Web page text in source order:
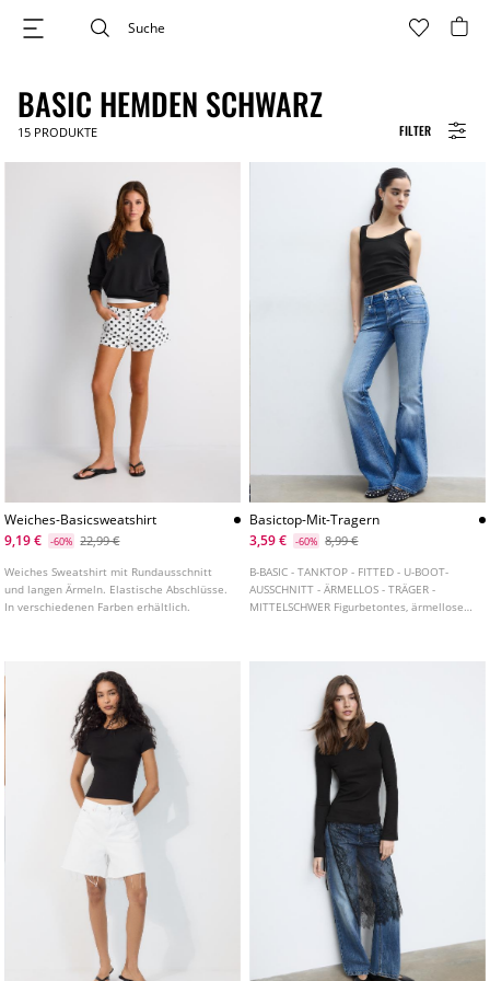
FILTER
BASIC HEMDEN SCHWARZ
15 PRODUKTE
Weiches-Basicsweatshirt
9,19 €
-60% 22,99 €
Weiches Sweatshirt mit Rundausschnitt
und langen Ärmeln. Elastische Abschlüsse.
In verschiedenen Farben erhältlich.
Basictop-Mit-Tragern
3,59 €
-60% 8,99 €
B-BASIC - TANKTOP - FITTED - U-BOOT-
AUSSCHNITT - ÄRMELLOS - TRÄGER -
MITTELSCHWER Figurbetontes, ärmelloses